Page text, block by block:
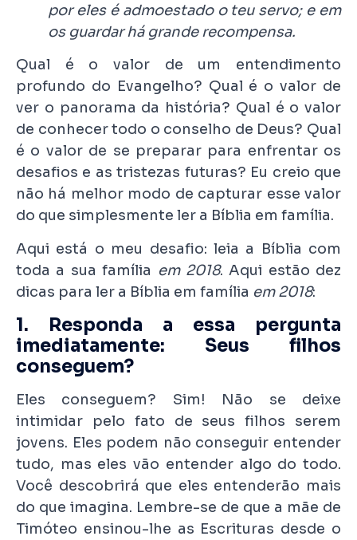
por eles é admoestado o teu servo; e em
os guardar há grande recompensa.
Qual é o valor de um entendimento
profundo do Evangelho? Qual é o valor de
ver o panorama da história? Qual é o valor
de conhecer todo o conselho de Deus? Qual
é o valor de se preparar para enfrentar os
desafios e as tristezas futuras? Eu creio que
não há melhor modo de capturar esse valor
do que simplesmente ler a Bíblia em família.
Aqui está o meu desafio: leia a Bíblia com
toda a sua família em 2018. Aqui estão dez
dicas para ler a Bíblia em família em 2018:
1. Responda a essa pergunta
imediatamente: Seus filhos
conseguem?
Eles conseguem? Sim! Não se deixe
intimidar pelo fato de seus filhos serem
jovens. Eles podem não conseguir entender
tudo, mas eles vão entender algo do todo.
Você descobrirá que eles entenderão mais
do que imagina. Lembre-se de que a mãe de
Timóteo ensinou-lhe as Escrituras desde o